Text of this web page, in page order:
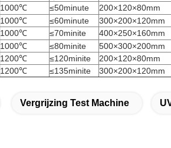
1000℃ ≤50minute 200×120×80mm
1000℃ ≤60minute 300×200×120mm
1000℃ ≤70minite 400×250×160mm
1000℃ ≤80minite 500×300×200mm
1200℃ ≤120minite 200×120×80mm
1200℃ ≤135minite 300×200×120mm
Vergrijzing Test Machine